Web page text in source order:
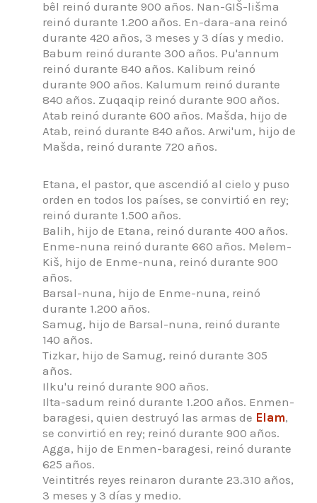
bêl reinó durante 900 años. Nan-GIŠ-lišma
reinó durante 1.200 años. En-dara-ana reinó
durante 420 años, 3 meses y 3 días y medio.
Babum reinó durante 300 años. Pu'annum
reinó durante 840 años. Kalibum reinó
durante 900 años. Kalumum reinó durante
840 años. Zuqaqip reinó durante 900 años.
Atab reinó durante 600 años. Mašda, hijo de
Atab, reinó durante 840 años. Arwi'um, hijo de
Mašda, reinó durante 720 años.
Etana, el pastor, que ascendió al cielo y puso
orden en todos los países, se convirtió en rey;
reinó durante 1.500 años.
Balih, hijo de Etana, reinó durante 400 años.
Enme-nuna reinó durante 660 años. Melem-
Kiš, hijo de Enme-nuna, reinó durante 900
años.
Barsal-nuna, hijo de Enme-nuna, reinó
durante 1.200 años.
Samug, hijo de Barsal-nuna, reinó durante
140 años.
Tizkar, hijo de Samug, reinó durante 305
años.
Ilku'u reinó durante 900 años.
Ilta-sadum reinó durante 1.200 años. Enmen-
baragesi, quien destruyó las armas de Elam,
se convirtió en rey; reinó durante 900 años.
Agga, hijo de Enmen-baragesi, reinó durante
625 años.
Veintitrés reyes reinaron durante 23.310 años,
3 meses y 3 días y medio.